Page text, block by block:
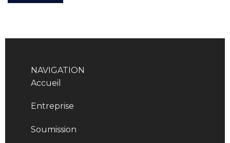
NAVIGATION
Accueil
Entreprise
Soumission